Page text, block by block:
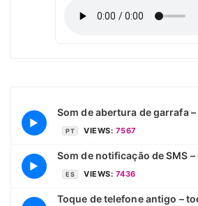
▶
Som de abertura de garrafa
PT VIEWS: 7567
▶
Som de notificação de SMS –
ES VIEWS: 7436
Toque de telefone antigo –